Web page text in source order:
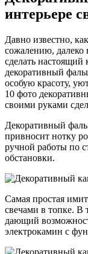
интерьере
Давно известно,
сожалению, далеко
сделать
декоративный
особую красоту,
10 фото
своими руками
Декоративный
привносит нотку
ручной работы по
обстановки.
Самая простая
свечами в топке. В
дающий
электрокамин с